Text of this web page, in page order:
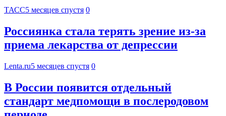
ТАСС5 месяцев спустя 0
Россиянка стала терять зрение из-за
приема лекарства от депрессии
Lenta.ru5 месяцев спустя 0
В России появится отдельный
стандарт медпомощи в послеродовом